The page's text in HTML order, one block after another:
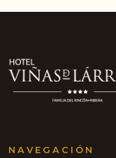
NAVEGACIÓN